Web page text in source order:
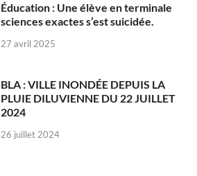
Éducation : Une élève en terminale
sciences exactes s’est suicidée.
27 avril 2025
BLA : VILLE INONDÉE DEPUIS LA
PLUIE DILUVIENNE DU 22 JUILLET
2024
26 juillet 2024